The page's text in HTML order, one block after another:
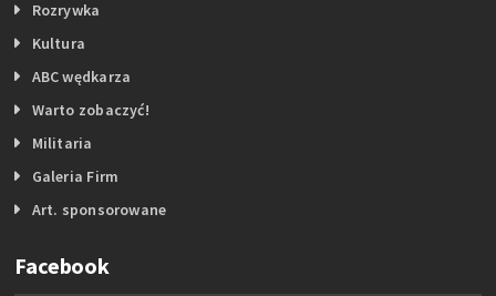
Rozrywka
Kultura
ABC wędkarza
Warto zobaczyć!
Militaria
Galeria Firm
Art. sponsorowane
Facebook